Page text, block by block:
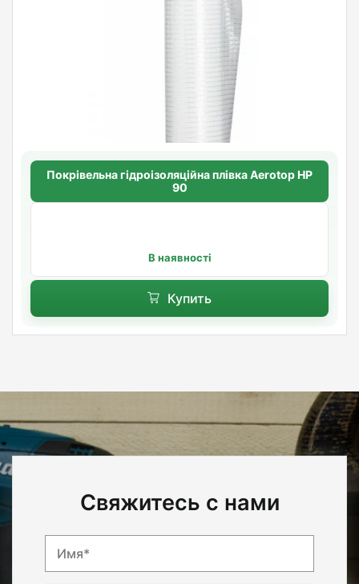
Покрівельна гідроізоляційна плівка Aerotop HP
90
В наявності
Купить
Свяжитесь с нами
Имя*